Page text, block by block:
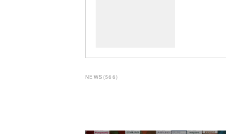
NEWS (566)